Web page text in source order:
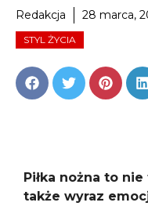
Redakcja 28 marca,
STYL ŻYCIA
Share
on
Share
on
Share
on
Piłka nożna to
także wyraz